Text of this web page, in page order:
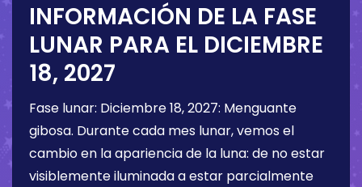
INFORMACIÓN DE LA FASE
LUNAR PARA EL DICIEMBRE
18, 2027
Fase lunar: Diciembre 18, 2027: Menguante
gibosa. Durante cada mes lunar, vemos el
cambio en la apariencia de la luna: de no estar
visiblemente iluminada a estar parcialmente